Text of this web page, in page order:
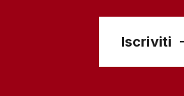
Iscriviti